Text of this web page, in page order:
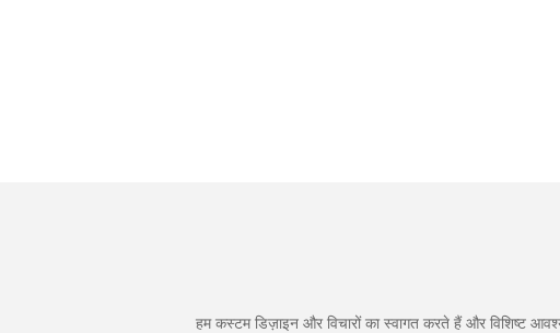
हम कस्टम डिज़ाइन और विचारों का स्वागत करते हैं और विशिष्ट